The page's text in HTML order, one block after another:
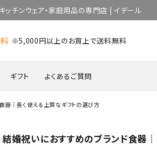
ッチンウェア・家庭用品の専門店 | イデール
※5,000円以上のお買上で送料無料
ギフト よくあるご質問
器｜長く使える上質なギフトの選び方
結婚祝いにおすすめのブランド食器